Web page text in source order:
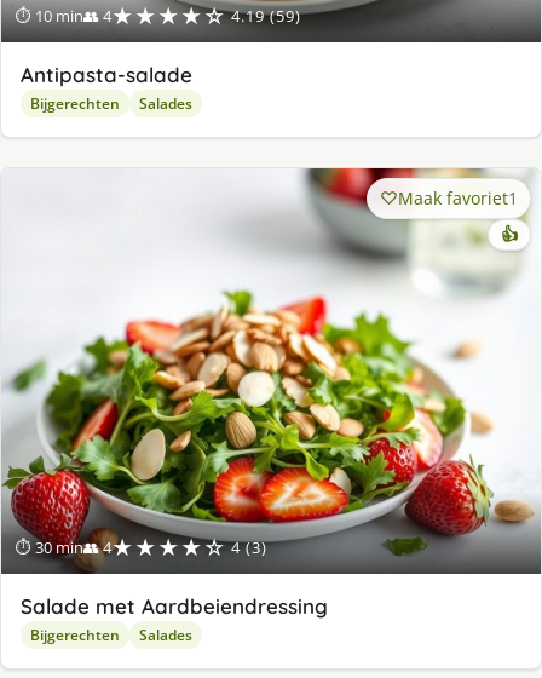
⏱ 10 min👥 4★★★★☆ 4.19 (59)
Antipasta-salade
Bijgerechten Salades
⏱ 30 min👥 4★★★★☆ 4 (3)
Maak favoriet1
👍
Salade met Aardbeiendressing
Bijgerechten Salades